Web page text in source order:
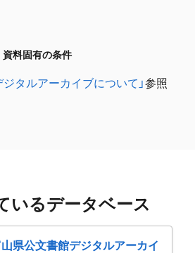
資料固有の条件
ジタルアーカイブについて」参照
いるデータベース
県公文書館デジタルアーカイ